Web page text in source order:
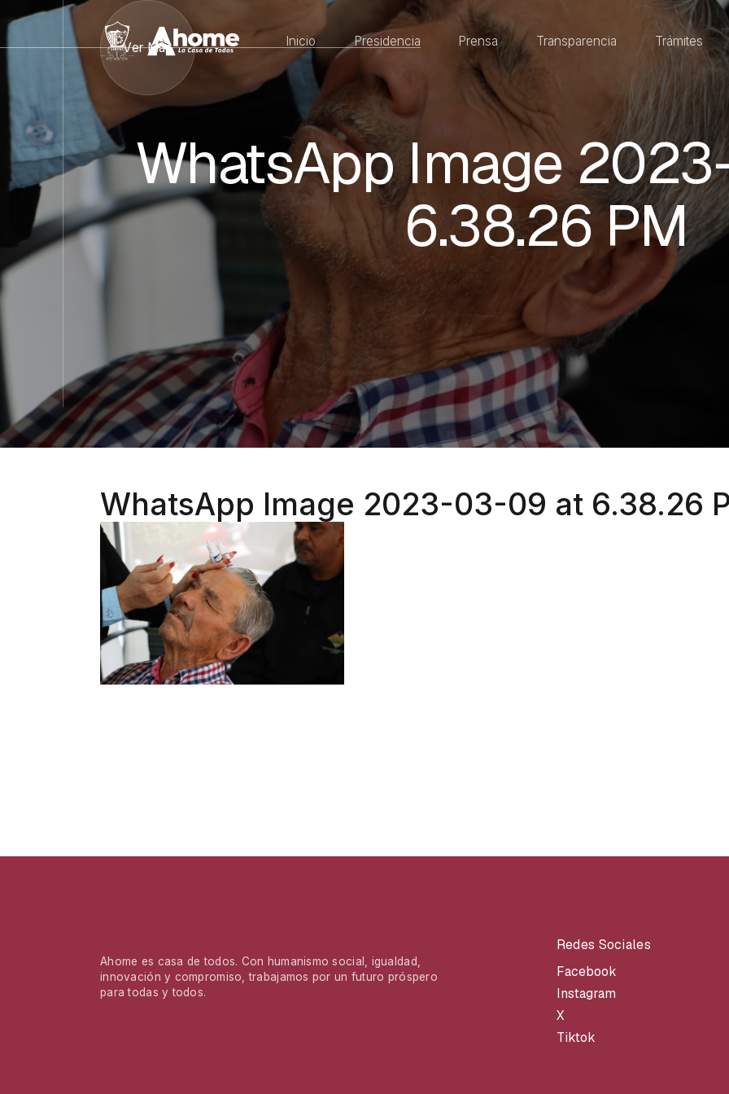
Inicio Presidencia Prensa Transparencia Trámites
WhatsApp Image
6.38.26 PM
Ver Más
WhatsApp Image 2023-03-09 at 6.38.26
Ahome es casa de todos. Con humanismo social, igualdad,
innovación y compromiso, trabajamos por un futuro próspero
para todas y todos.
Redes Sociales
Facebook
Instagram
X
Tiktok